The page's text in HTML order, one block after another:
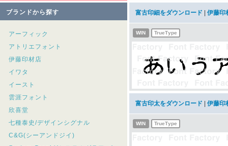
ブランドから探す
アーフィック
アトリエフォント
伊藤印材店
イワタ
イースト
雲涯フォント
欣喜堂
七種泰史/デザインシグナル
C&G(シーアンドジイ)
富古印細をダウンロード 伊藤印
WIN TrueType
富古印太をダウンロード 伊藤印
WIN TrueType